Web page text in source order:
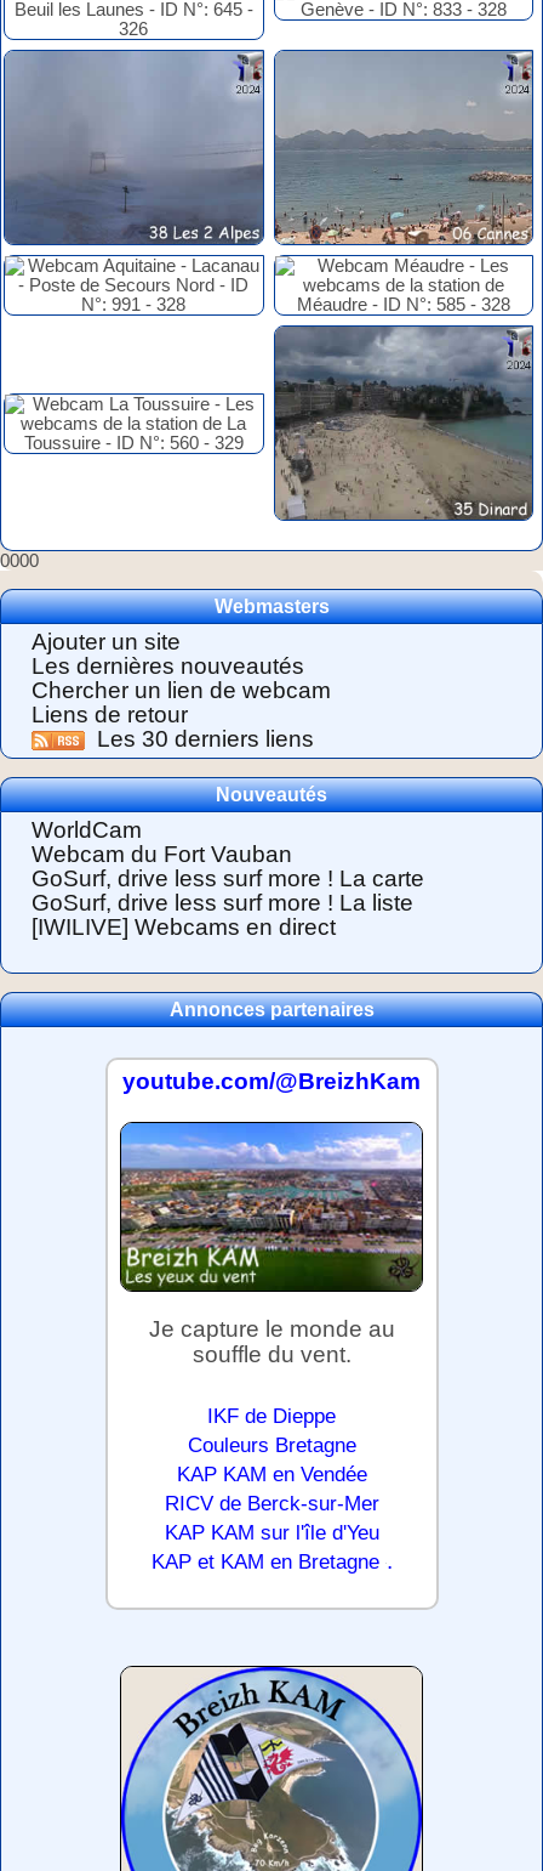
0000
Webmasters
Ajouter un site
Les dernières nouveautés
Chercher un lien de webcam
Liens de retour
Les 30 derniers liens
Nouveautés
WorldCam
Webcam du Fort Vauban
GoSurf, drive less surf more ! La carte
GoSurf, drive less surf more ! La liste
[IWILIVE] Webcams en direct
Annonces partenaires
youtube.com/@BreizhKam
Je capture le monde au
souffle du vent.
IKF de Dieppe
Couleurs Bretagne
KAP KAM en Vendée
RICV de Berck-sur-Mer
KAP KAM sur l'île d'Yeu
KAP et KAM en Bretagne .